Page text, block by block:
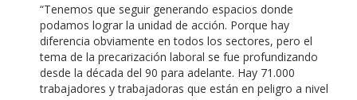
“Tenemos que seguir generando espacios donde
podamos lograr la unidad de acción. Porque hay
diferencia obviamente en todos los sectores, pero el
tema de la precarización laboral se fue profundizando
desde la década del 90 para adelante. Hay 71.000
trabajadores y trabajadoras que están en peligro a nivel